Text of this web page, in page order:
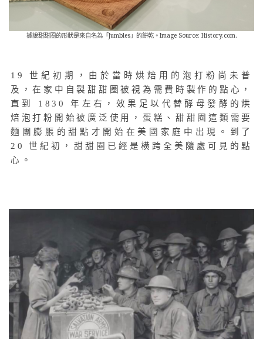
據說甜甜圈的形狀是來自名為「Jumbles」的餅乾。Image Source: History.com.
19 世紀初期，由於當時烘焙用的泡打粉尚未普
及，在家中自製甜甜圈被視為需費時製作的點心，
直到 1830 年左右，效果足以代替酵母發酵的烘
焙泡打粉開始被廣泛使用，蛋糕、甜甜圈這類需要
麵團膨脹的甜點才開始在美國家庭中出現。到了
20 世紀初，甜甜圈已經是橫跨全美隨處可見的點
心。